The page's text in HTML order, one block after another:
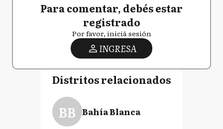
Para comentar, debés estar
registrado
Por favor, iniciá sesión
INGRESA
Distritos relacionados
BB Bahía Blanca